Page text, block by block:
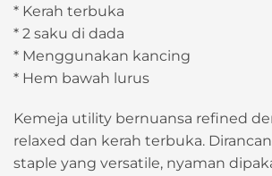
* Kerah terbuka
* 2 saku di dada
* Menggunakan kancing
* Hem bawah lurus
Kemeja utility bernuansa refined
relaxed dan kerah terbuka.
staple yang versatile, nyaman